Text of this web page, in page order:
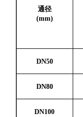
通径
(mm)
DN50
DN80
DN100